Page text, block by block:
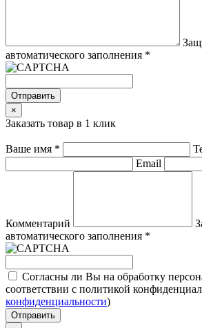
автоматического заполнения *
Отправить
×
Заказать товар в 1 клик
Ваше имя *
Email
Комментарий
автоматического заполнения *
Согласны ли Вы на обработку
соответствии с политикой
конфиденциальности)
Отправить